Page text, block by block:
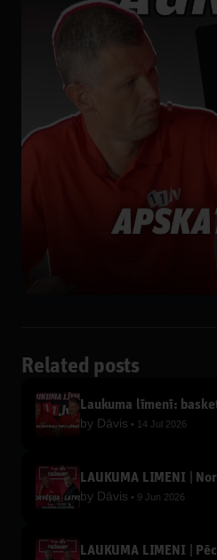
Related posts
Laukuma līmenī:
by Dāvis 14 Jul 2026
LAUKUMA LĪMENĪ |
by Dāvis 9 Jun 2026
LAUKUMA LĪMENĪ |